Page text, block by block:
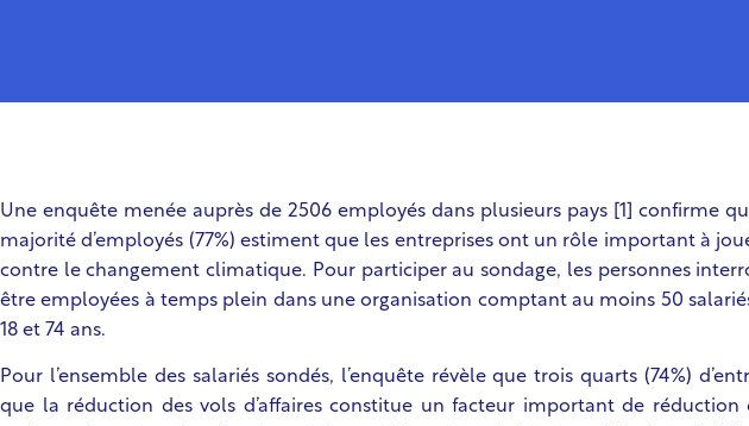
Une enquête menée auprès de 2506 employés dans plusieurs pays [1] confirme
majorité d’employés (77%) estiment que les entreprises ont un rôle important à
contre le changement climatique. Pour participer au sondage, les personnes
être employées à temps plein dans une organisation comptant au moins 50
18 et 74 ans.
Pour l’ensemble des salariés sondés, l’enquête révèle que trois quarts (74%)
que la réduction des vols d’affaires constitue un facteur important de réduction